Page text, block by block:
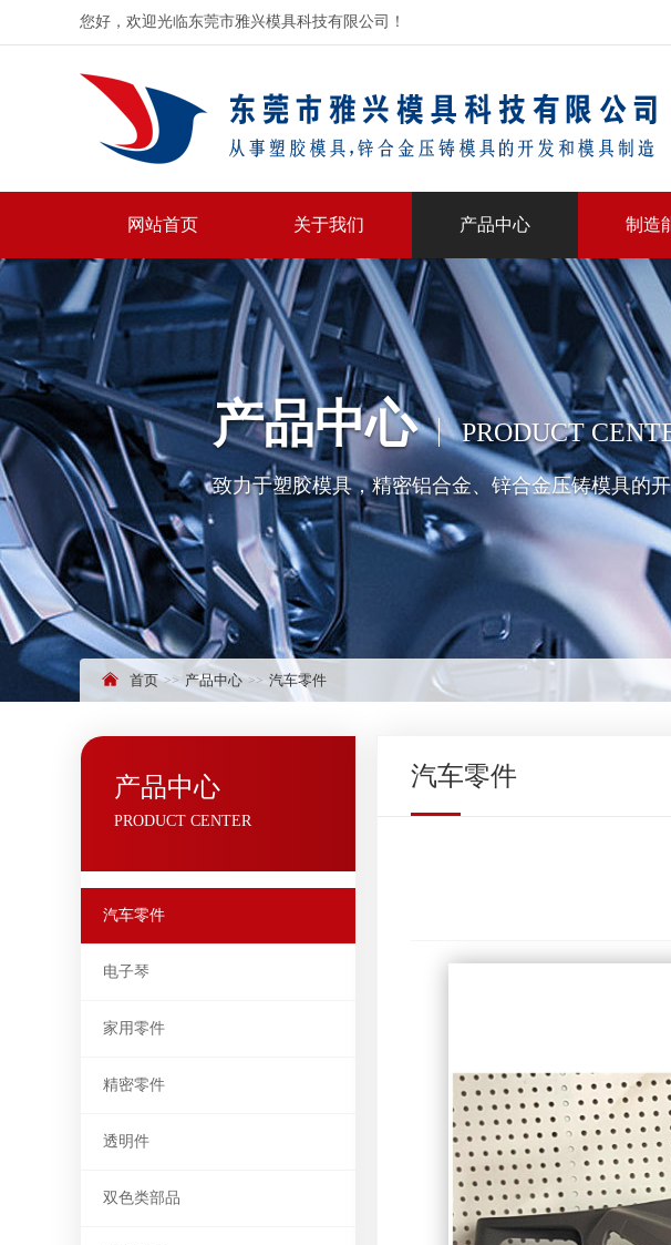
您好，欢迎光临东莞市雅兴模具科技有限公司！
网站首页 关于我们 产品中心 制造
产品中心 PRODUCT
致力于塑胶模具，精密铝合金、锌合金压铸模具的
首页 产品中心 汽车零件
产品中心
PRODUCT CENTER
汽车零件
电子琴
家用零件
精密零件
透明件
双色类部品
汽车零件